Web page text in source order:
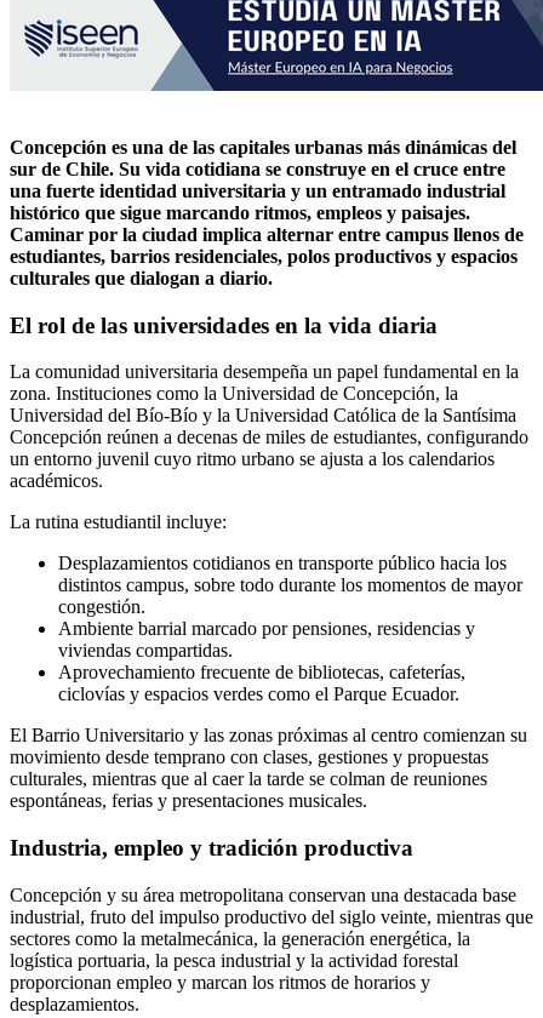
Concepción es una de las capitales urbanas más dinámicas del
sur de Chile. Su vida cotidiana se construye en el cruce entre
una fuerte identidad universitaria y un entramado industrial
histórico que sigue marcando ritmos, empleos y paisajes.
Caminar por la ciudad implica alternar entre campus llenos de
estudiantes, barrios residenciales, polos productivos y espacios
culturales que dialogan a diario.
El rol de las universidades en la vida diaria
La comunidad universitaria desempeña un papel fundamental en la
zona. Instituciones como la Universidad de Concepción, la
Universidad del Bío-Bío y la Universidad Católica de la Santísima
Concepción reúnen a decenas de miles de estudiantes, configurando
un entorno juvenil cuyo ritmo urbano se ajusta a los calendarios
académicos.
La rutina estudiantil incluye:
Desplazamientos cotidianos en transporte público hacia los
distintos campus, sobre todo durante los momentos de mayor
congestión.
Ambiente barrial marcado por pensiones, residencias y
viviendas compartidas.
Aprovechamiento frecuente de bibliotecas, cafeterías,
ciclovías y espacios verdes como el Parque Ecuador.
El Barrio Universitario y las zonas próximas al centro comienzan su
movimiento desde temprano con clases, gestiones y propuestas
culturales, mientras que al caer la tarde se colman de reuniones
espontáneas, ferias y presentaciones musicales.
Industria, empleo y tradición productiva
Concepción y su área metropolitana conservan una destacada base
industrial, fruto del impulso productivo del siglo veinte, mientras que
sectores como la metalmecánica, la generación energética, la
logística portuaria, la pesca industrial y la actividad forestal
proporcionan empleo y marcan los ritmos de horarios y
desplazamientos.